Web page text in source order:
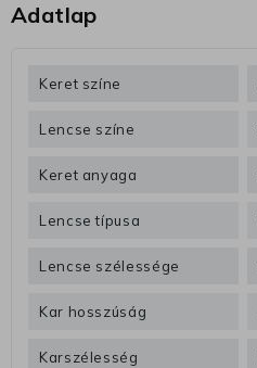
Adatlap
Keret színe
Lencse színe
Keret anyaga
Lencse típusa
Lencse szélessége
Kar hosszúság
Karszélesség